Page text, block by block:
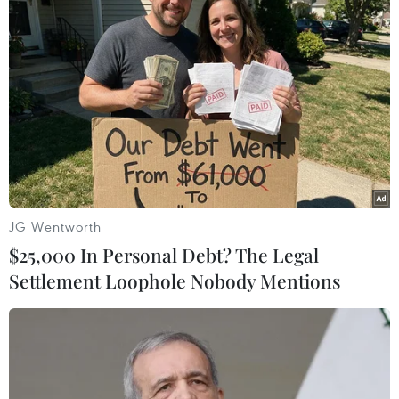
Áp thấp nhiệt đới đổi hướng trên
vùng biển phía Đông khu vực vịnh
Bắc Bộ
07/08/2026 23:29
Campuchia nỗ lực bảo tồn động vật
hoang dã trước nguy cơ tuyệt chủng
Áp thấp nhiệt đới trên vịnh Bắc Bộ sẽ
JG Wentworth
$25,000 In Personal Debt? The Legal
Settlement Loophole Nobody Mentions